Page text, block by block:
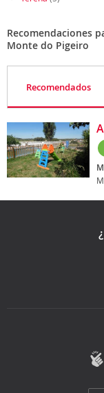
Recomendaciones
Monte do Pigeiro
Recomendados